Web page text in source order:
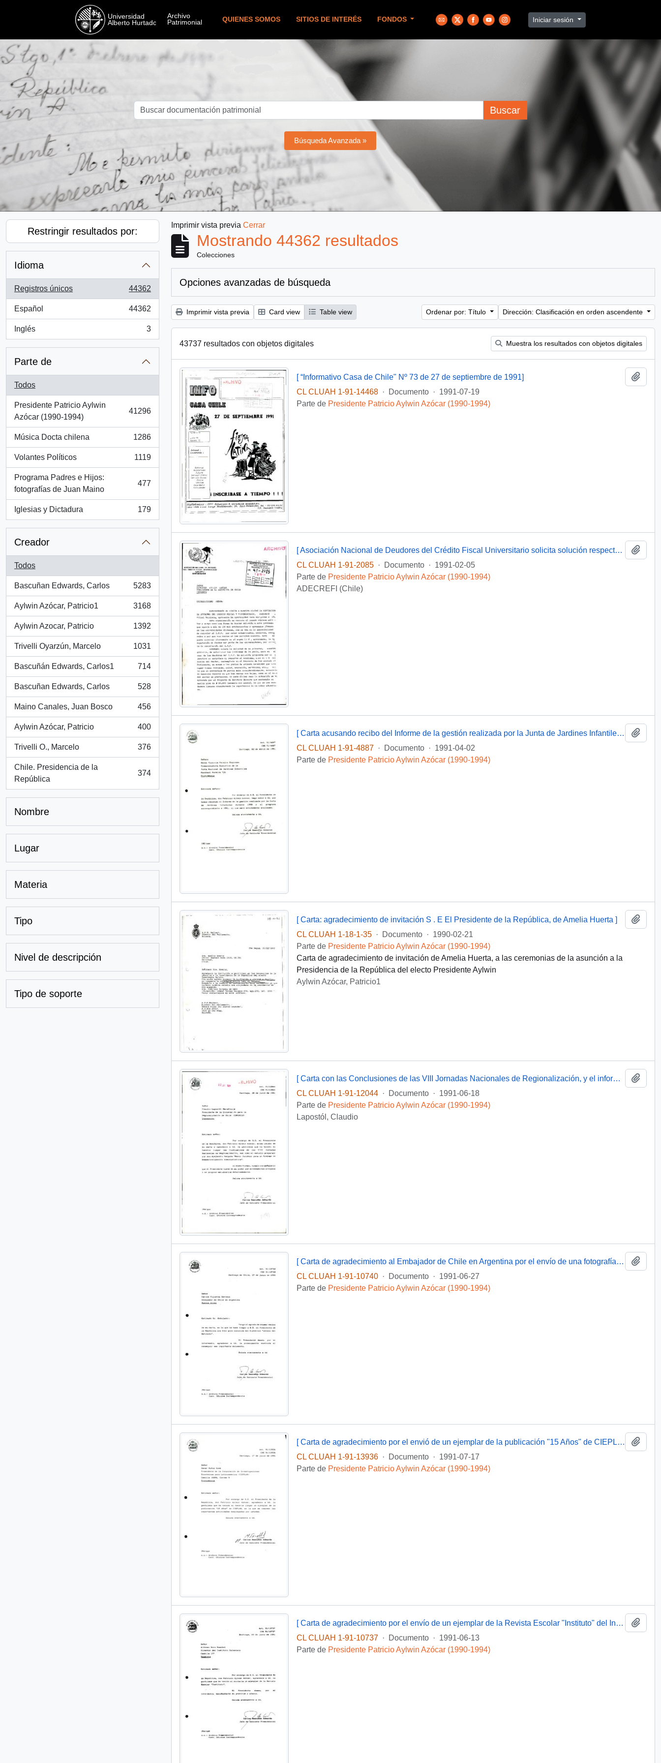
QUIENES SOMOS SITIOS DE INTERÉS FONDOS Iniciar sesión
Buscar
Búsqueda Avanzada »
Restringir resultados por:
Idioma
Registros únicos
, 44362 resultados
44362
Español
, 44362 resultados
44362
Inglés
, 3 resultados
3
Parte de
Todos
Presidente Patricio Aylwin
Azócar (1990-1994)
, 41296 resultados
41296
Música Docta chilena
, 1286 resultados
1286
Volantes Políticos
, 1119 resultados
1119
Programa Padres e Hijos:
fotografías de Juan Maino
, 477 resultados
477
Iglesias y Dictadura
, 179 resultados
179
Creador
Todos
Bascuñan Edwards, Carlos
, 5283 resultados
5283
Aylwin Azócar, Patricio1
, 3168 resultados
3168
Aylwin Azocar, Patricio
, 1392 resultados
1392
Trivelli Oyarzún, Marcelo
, 1031 resultados
1031
Bascuñán Edwards, Carlos1
, 714 resultados
714
Bascuñan Edwards, Carlos
, 528 resultados
528
Maino Canales, Juan Bosco
, 456 resultados
456
Aylwin Azócar, Patricio
, 400 resultados
400
Trivelli O., Marcelo
, 376 resultados
376
Chile. Presidencia de la
República
, 374 resultados
374
Nombre
Lugar
Materia
Tipo
Nivel de descripción
Tipo de soporte
Imprimir vista previa Cerrar
Mostrando 44362 resultados
Colecciones
Opciones avanzadas de búsqueda
Imprimir vista previa Card view Table view Ordenar por: Título Dirección: Clasificación en orden ascendente
43737 resultados con objetos digitales Muestra los resultados con objetos digitales
[ “Informativo Casa de Chile" Nº 73 de 27 de septiembre de 1991]
CL CLUAH 1-91-14468
· Documento · 1991-07-19
Parte de Presidente Patricio Aylwin Azócar (1990-1994)
[ Asociación Nacional de Deudores del Crédito Fiscal Universitario solicita solución respecto de deudas universitarias]
CL CLUAH 1-91-2085
· Documento · 1991-02-05
Parte de Presidente Patricio Aylwin Azócar (1990-1994)
ADECREFI (Chile)
[ Carta acusando recibo del Informe de la gestión realizada por la Junta de Jardines Infantiles durante 1990 y el programa correspondiente a 1991]
CL CLUAH 1-91-4887
· Documento · 1991-04-02
Parte de Presidente Patricio Aylwin Azócar (1990-1994)
[ Carta: agradecimiento de invitación S . E El Presidente de la República, de Amelia Huerta ]
CL CLUAH 1-18-1-35
· Documento · 1990-02-21
Parte de Presidente Patricio Aylwin Azócar (1990-1994)
Carta de agradecimiento de invitación de Amelia Huerta, a las ceremonias de la asunción a la
Presidencia de la República del electo Presidente Aylwin
Aylwin Azócar, Patricio1
[ Carta con las Conclusiones de las VIII Jornadas Nacionales de Regionalización, y el informe "Marco Jurídico para un Proceso de Descentralización Administrativa"]
CL CLUAH 1-91-12044
· Documento · 1991-06-18
Parte de Presidente Patricio Aylwin Azócar (1990-1994)
Lapostól, Claudio
[ Carta de agradecimiento al Embajador de Chile en Argentina por el envío de una fotografía poco conocida del histórico "abrazo del Estrecho"]
CL CLUAH 1-91-10740
· Documento · 1991-06-27
Parte de Presidente Patricio Aylwin Azócar (1990-1994)
[ Carta de agradecimiento por el envió de un ejemplar de la publicación "15 Años" de CIEPLAN]
CL CLUAH 1-91-13936
· Documento · 1991-07-17
Parte de Presidente Patricio Aylwin Azócar (1990-1994)
[ Carta de agradecimiento por el envío de un ejemplar de la Revista Escolar "Instituto" del Instituto Salesiano]
CL CLUAH 1-91-10737
· Documento · 1991-06-13
Parte de Presidente Patricio Aylwin Azócar (1990-1994)